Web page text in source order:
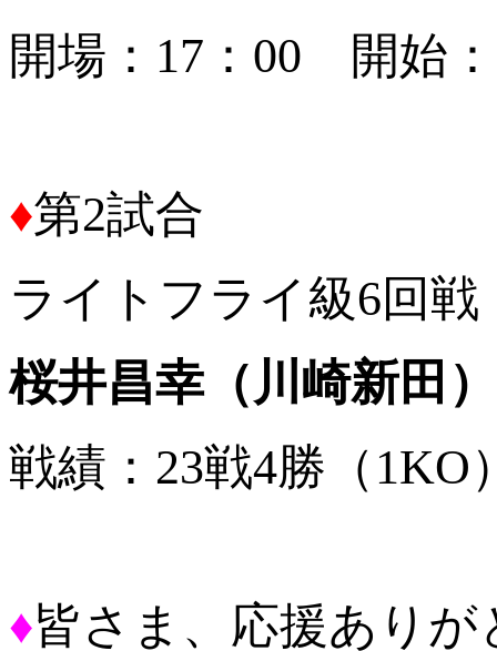
開場：17：00 開始
♦第2試合
ライトフライ級6回戦
桜井昌幸（川崎新田）
戦績：23戦4勝（1KO
♦皆さま、応援あり